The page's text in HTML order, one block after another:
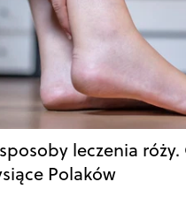
leczenia róży.
Polaków